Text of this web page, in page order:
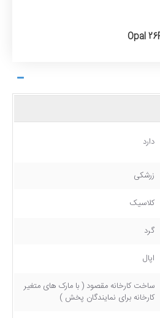
Opal
دارد
زرشکی
کلاسیک
گرد
اپال
ساخت کارخانه مقصود ( با مارک های متغیر
کارخانه برای نمایندگان پخش )